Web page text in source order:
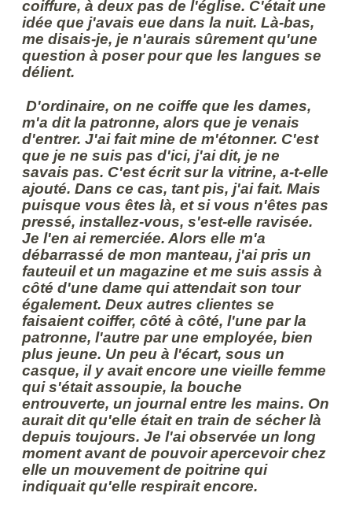
coiffure, à deux pas de l'église. C'était une
idée que j'avais eue dans la nuit. Là-bas,
me disais-je, je n'aurais sûrement qu'une
question à poser pour que les langues se
délient.
D'ordinaire, on ne coiffe que les dames,
m'a dit la patronne, alors que je venais
d'entrer. J'ai fait mine de m'étonner. C'est
que je ne suis pas d'ici, j'ai dit, je ne
savais pas. C'est écrit sur la vitrine, a-t-elle
ajouté. Dans ce cas, tant pis, j'ai fait. Mais
puisque vous êtes là, et si vous n'êtes pas
pressé, installez-vous, s'est-elle ravisée.
Je l'en ai remerciée. Alors elle m'a
débarrassé de mon manteau, j'ai pris un
fauteuil et un magazine et me suis assis à
côté d'une dame qui attendait son tour
également. Deux autres clientes se
faisaient coiffer, côté à côté, l'une par la
patronne, l'autre par une employée, bien
plus jeune. Un peu à l'écart, sous un
casque, il y avait encore une vieille femme
qui s'était assoupie, la bouche
entrouverte, un journal entre les mains. On
aurait dit qu'elle était en train de sécher là
depuis toujours. Je l'ai observée un long
moment avant de pouvoir apercevoir chez
elle un mouvement de poitrine qui
indiquait qu'elle respirait encore.